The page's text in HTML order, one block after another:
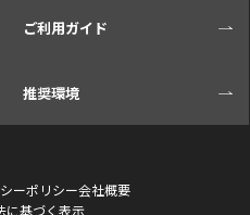
ご利用ガイド
推奨環境
ーポリシー会社概要
に基づく表示